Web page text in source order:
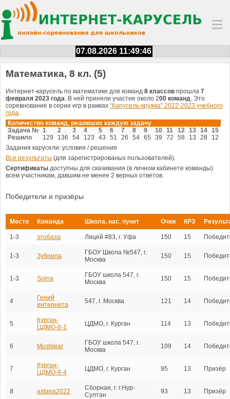
07.08.2026 11:49:47
Математика, 8 кл. (5)
Интернет-карусель по математике для команд 8 классов прошла 7
февраля 2023 года . В ней приняли участие около 200 команд . Это
соревнование в серии игр в рамках "Карусель-кружка" 2022-2023 учебного
года
Количество команд, решивших каждую задачу
Задача №
1 2 3 4 5 6 7 8 9 10 11 12 13 14
15
Решило
129 136 54 123 43 51 26 54 65 39 72 58 13 28
12
Задания карусели: условия / решения
Все результаты (для зарегистрированых пользователей).
Сертификаты доступны для скачивания (в личном кабинете команды)
всем участникам, давшим не менее 2 верных ответов.
Победители и призёры
Место Команда Школа, нас. пункт Очки КРЗ
1-3 этобаза Лицей #83, г. Уфа 150 15
1-3 Зубрила
ГБОУ Школа №547, г.
Москва
150 15
1-3 Spina
ГБОУ школа 547, г.
Москва
150 15
4
Гений
интернета
547, г. Москва 121 14
5
Курган-
ЦДМО-8-1
ЦДМО, г. Курган 114 13
6 Mushlear
ГБОУ школа 547, г.
Москва
109 14
7
Курган-
ЦДМО-8-4
ЦДМО, г. Курган 95 13 Призёр
8 astana2022
Сборная, г. г.Нур-
Султан
93 13 Призёр